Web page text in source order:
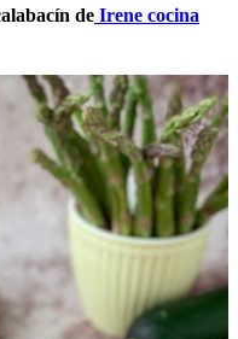
de Irene cocina